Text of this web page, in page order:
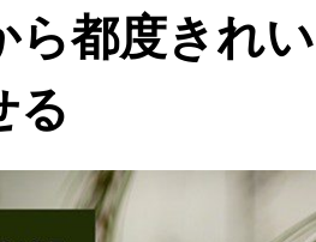
ら都度きれ
る